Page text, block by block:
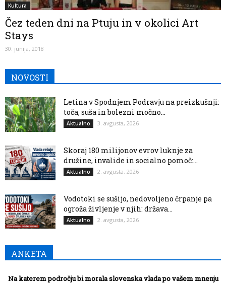
Kultura
Čez teden dni na Ptuju in v okolici Art
Stays
30. junija, 2018
NOVOSTI
Letina v Spodnjem Podravju na preizkušnji:
toča, suša in bolezni močno...
Aktualno 3. avgusta, 2026
Skoraj 180 milijonov evrov luknje za
družine, invalide in socialno pomoč:...
Aktualno 2. avgusta, 2026
Vodotoki se sušijo, nedovoljeno črpanje pa
ogroža življenje v njih: država...
Aktualno 2. avgusta, 2026
ANKETA
Na katerem področju bi morala slovenska vlada po vašem mnenju